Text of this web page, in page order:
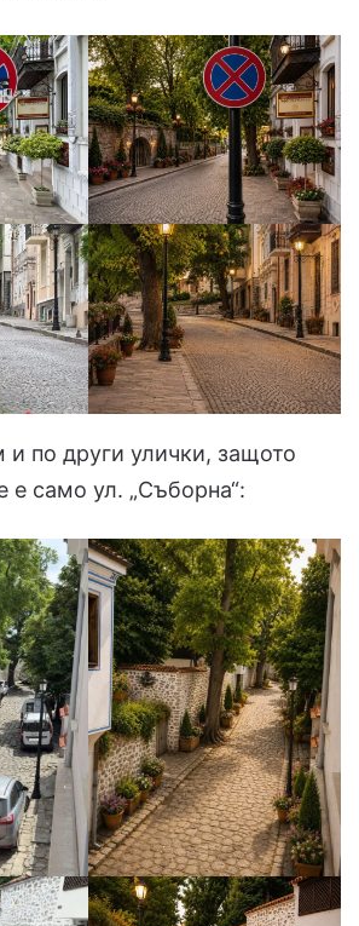
по други улички, защото
е само ул. „Съборна“: